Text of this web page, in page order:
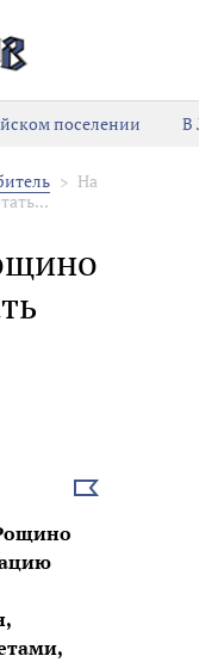
поселении
В
На
Выбрать